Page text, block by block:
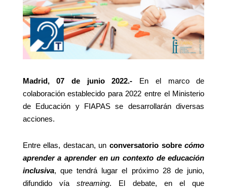
Madrid, 07 de junio 2022.- En el marco de
colaboración establecido para 2022 entre el Ministerio
de Educación y FIAPAS se desarrollarán diversas
acciones.
Entre ellas, destacan, unconversatorio sobrecómo
aprender a aprender en un contexto de educación
inclusiva, que tendrá lugar el próximo 28 de junio,
difundido víastreaming. El debate, en el que